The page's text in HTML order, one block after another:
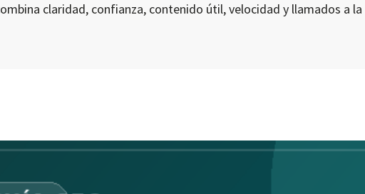
claridad, confianza, contenido útil, velocidad y llamados a